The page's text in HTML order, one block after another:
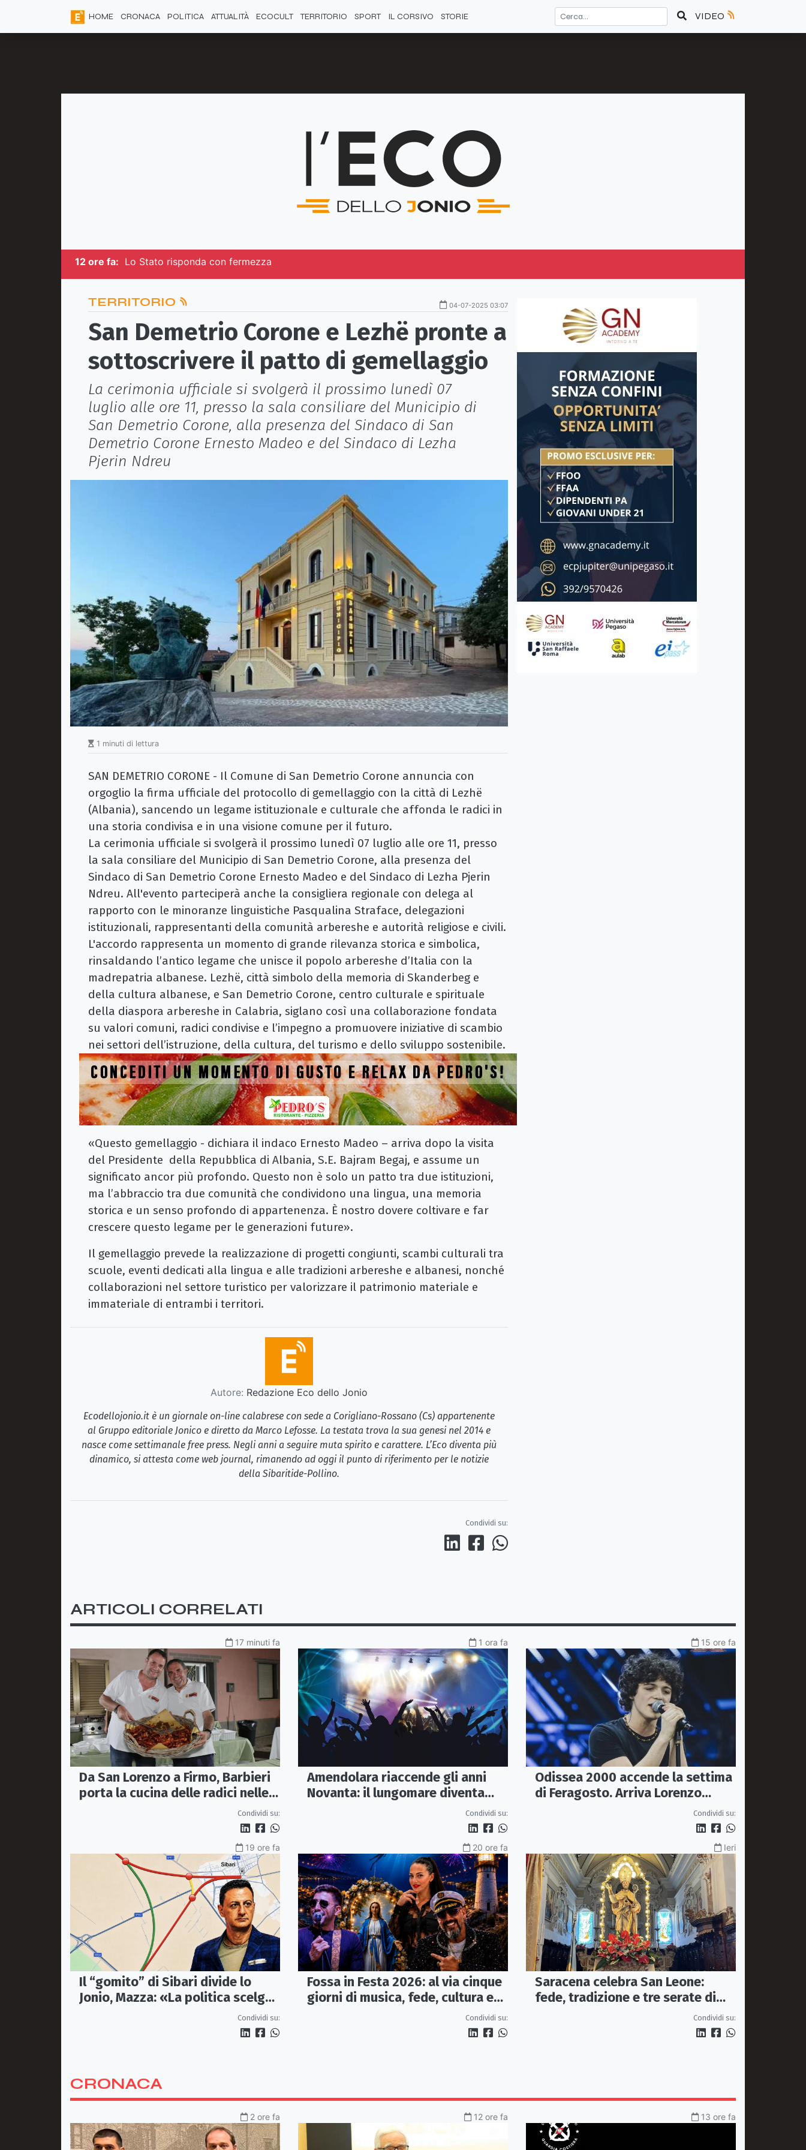
HOME CRONACA POLITICA ATTUALITÀ ECOCULT TERRITORIO SPORT IL CORSIVO STORIE VIDEO
12 ore fa: Lo Stato risponda con fermezza
TERRITORIO 04-07-2025 03:07
San Demetrio Corone e Lezhë pronte a
sottoscrivere il patto di gemellaggio
La cerimonia ufficiale si svolgerà il prossimo lunedì 07
luglio alle ore 11, presso la sala consiliare del Municipio di
San Demetrio Corone, alla presenza del Sindaco di San
Demetrio Corone Ernesto Madeo e del Sindaco di Lezha
Pjerin Ndreu
1 minuti di lettura
SAN DEMETRIO CORONE - Il Comune di San Demetrio Corone annuncia con
orgoglio la firma ufficiale del protocollo di gemellaggio con la città di Lezhë
(Albania), sancendo un legame istituzionale e culturale che affonda le radici in
una storia condivisa e in una visione comune per il futuro.
La cerimonia ufficiale si svolgerà il prossimo lunedì 07 luglio alle ore 11, presso
la sala consiliare del Municipio di San Demetrio Corone, alla presenza del
Sindaco di San Demetrio Corone Ernesto Madeo e del Sindaco di Lezha Pjerin
Ndreu. All'evento parteciperà anche la consigliera regionale con delega al
rapporto con le minoranze linguistiche Pasqualina Straface, delegazioni
istituzionali, rappresentanti della comunità arbereshe e autorità religiose e civili.
L'accordo rappresenta un momento di grande rilevanza storica e simbolica,
rinsaldando l’antico legame che unisce il popolo arbereshe d’Italia con la
madrepatria albanese. Lezhë, città simbolo della memoria di Skanderbeg e
della cultura albanese, e San Demetrio Corone, centro culturale e spirituale
della diaspora arbereshe in Calabria, siglano così una collaborazione fondata
su valori comuni, radici condivise e l’impegno a promuovere iniziative di scambio
nei settori dell’istruzione, della cultura, del turismo e dello sviluppo sostenibile.
«Questo gemellaggio - dichiara il indaco Ernesto Madeo – arriva dopo la visita
del Presidente della Repubblica di Albania, S.E. Bajram Begaj, e assume un
significato ancor più profondo. Questo non è solo un patto tra due istituzioni,
ma l’abbraccio tra due comunità che condividono una lingua, una memoria
storica e un senso profondo di appartenenza. È nostro dovere coltivare e far
crescere questo legame per le generazioni future».
Il gemellaggio prevede la realizzazione di progetti congiunti, scambi culturali tra
scuole, eventi dedicati alla lingua e alle tradizioni arbereshe e albanesi, nonché
collaborazioni nel settore turistico per valorizzare il patrimonio materiale e
immateriale di entrambi i territori.
Autore: Redazione Eco dello Jonio
Ecodellojonio.it è un giornale on-line calabrese con sede a Corigliano-Rossano (Cs) appartenente
al Gruppo editoriale Jonico e diretto da Marco Lefosse. La testata trova la sua genesi nel 2014 e
nasce come settimanale free press. Negli anni a seguire muta spirito e carattere. L’Eco diventa più
dinamico, si attesta come web journal, rimanendo ad oggi il punto di riferimento per le notizie
della Sibaritide-Pollino.
Condividi su:
ARTICOLI CORRELATI
17 minuti fa
Da San Lorenzo a Firmo, Barbieri
porta la cucina delle radici nelle
Condividi su:
1 ora fa
Amendolara riaccende gli anni
Novanta: il lungomare diventa
una discoteca a cielo apertoCondividi su:
15 ore fa
Odissea 2000 accende la settima
di Feragosto. Arriva Lorenzo
Condividi su:
19 ore fa
Il “gomito” di Sibari divide lo
Jonio, Mazza: «La politica scelga
Condividi su:
20 ore fa
Fossa in Festa 2026: al via cinque
giorni di musica, fede, cultura e
Condividi su:
Ieri
Saracena celebra San Leone:
fede, tradizione e tre serate di
Condividi su:
CRONACA
2 ore fa 12 ore fa 13 ore fa